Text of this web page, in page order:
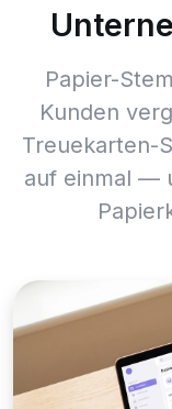
Papier-
Kunden
Treuekarten-
auf einmal —